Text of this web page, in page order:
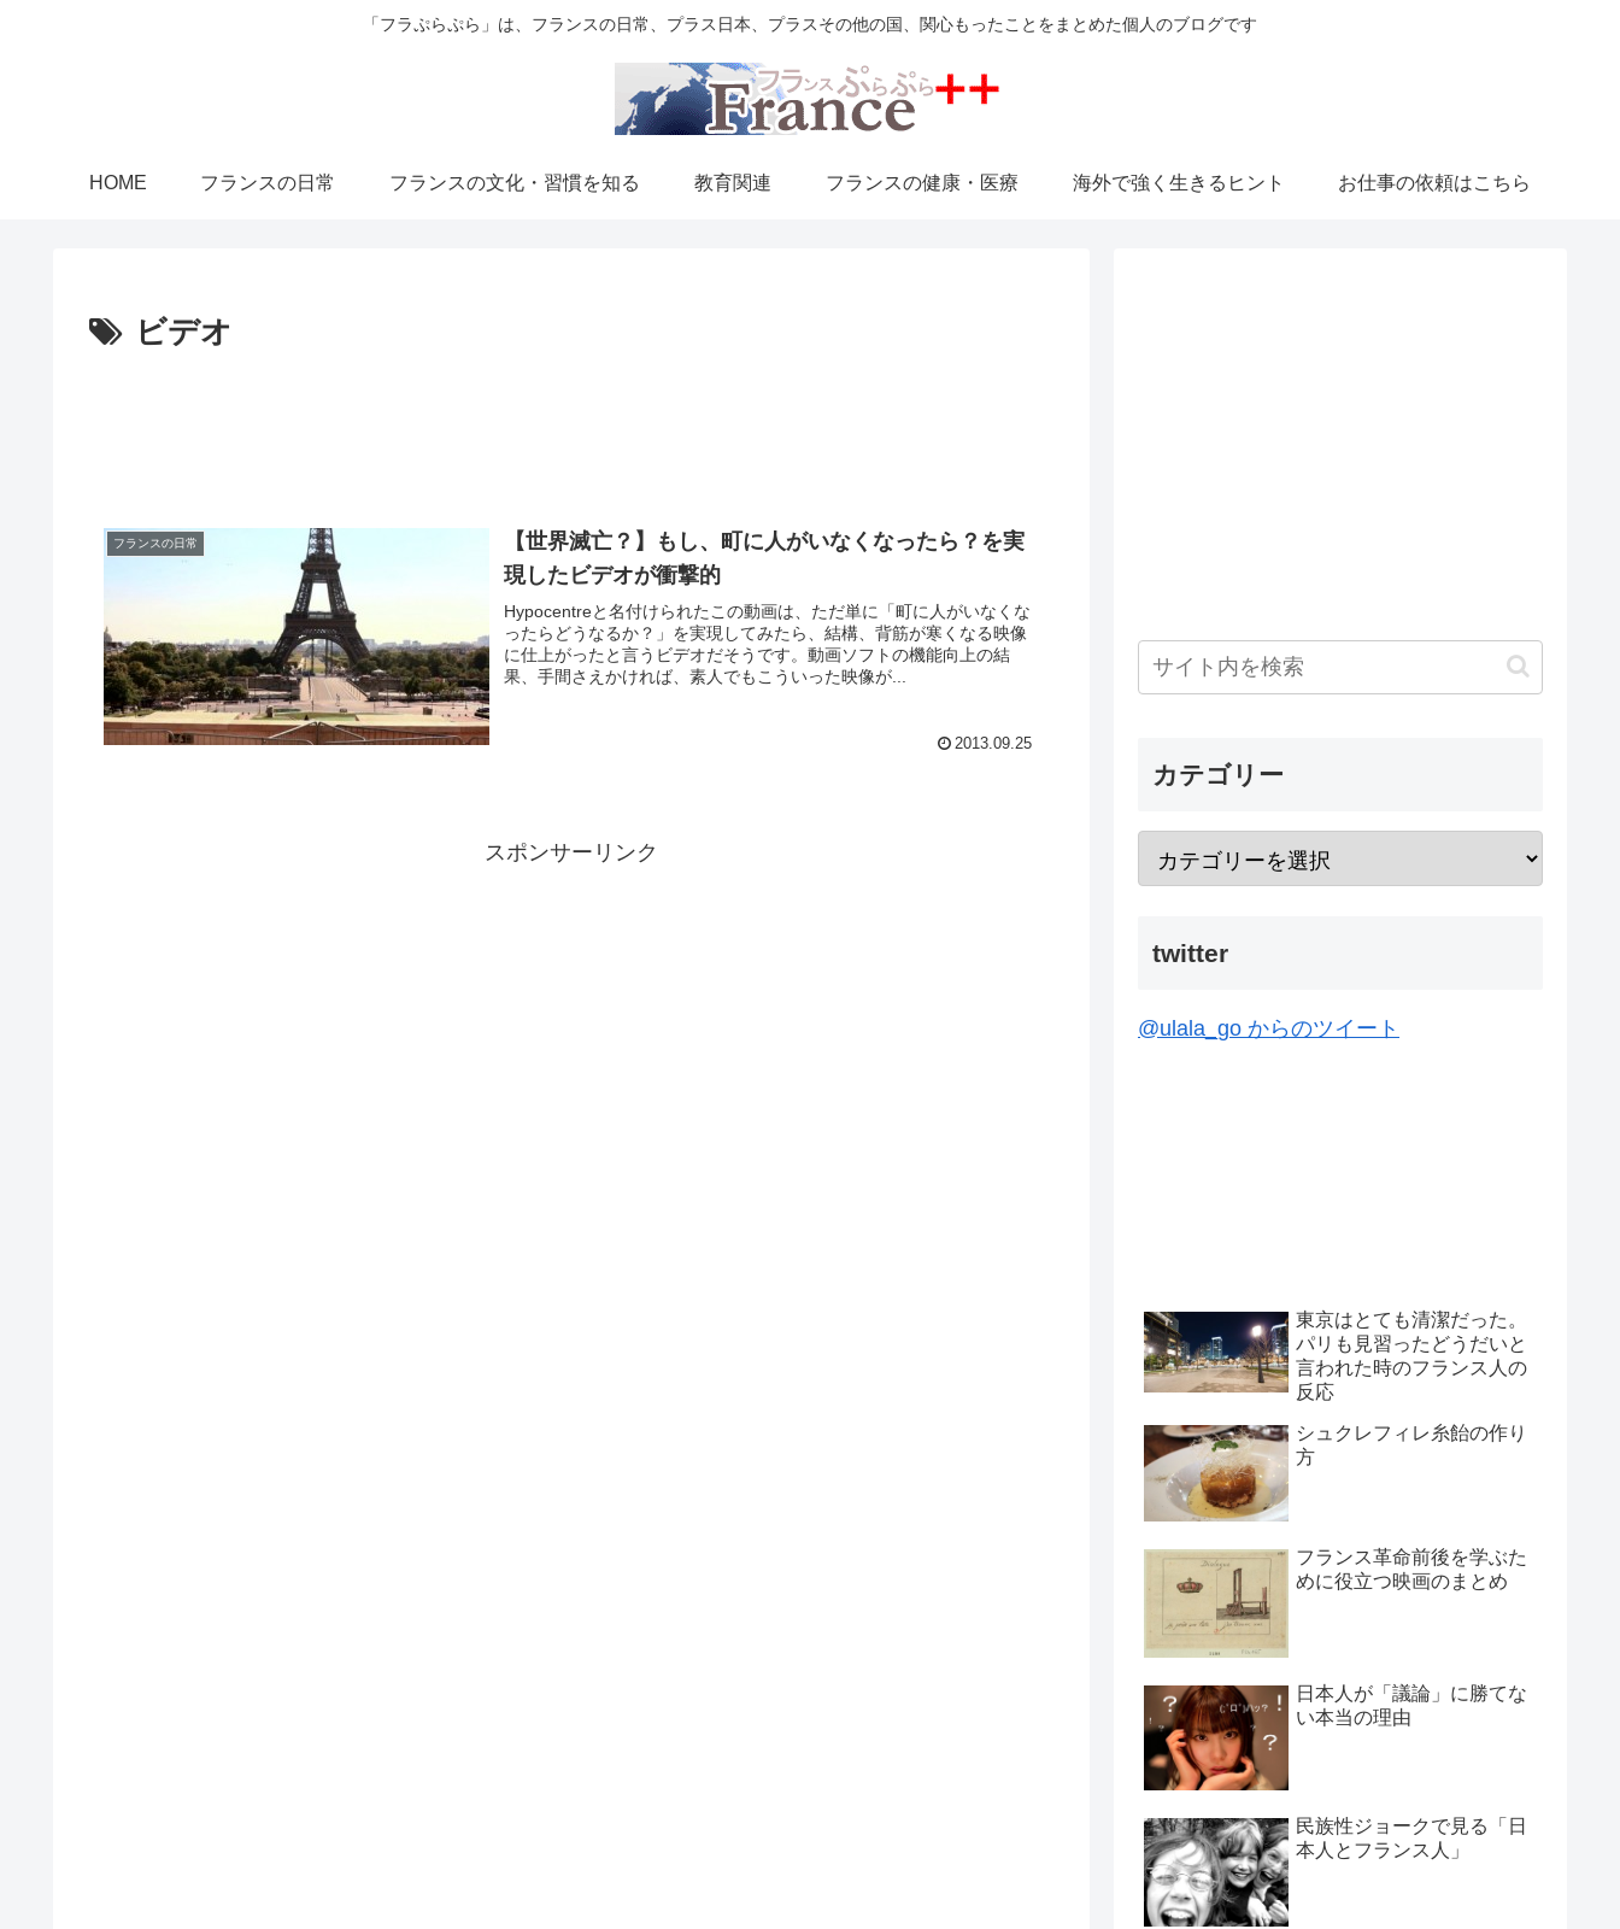
「フラぷらぷら」は、フランスの日常、プラス日本、プラスその他の国、関心もったことをまとめた個人のブログです
HOME フランスの日常 フランスの文化・習慣を知る 教育関連 フランスの健康・医療 海外で強く生きるヒント お仕事の依頼はこちら
ビデオ
フランスの日常
【世界滅亡？】もし、町に人がいなくなったら？を実
現したビデオが衝撃的
Hypocentreと名付けられたこの動画は、ただ単に「町に人がいなくな
ったらどうなるか？」を実現してみたら、結構、背筋が寒くなる映像
に仕上がったと言うビデオだそうです。動画ソフトの機能向上の結
果、手間さえかければ、素人でもこういった映像が...
2013.09.25
スポンサーリンク
カテゴリー
twitter
@ulala_go からのツイート
東京はとても清潔だった。
パリも見習ったどうだいと
言われた時のフランス人の
反応
シュクレフィレ糸飴の作り
方
フランス革命前後を学ぶた
めに役立つ映画のまとめ
日本人が「議論」に勝てな
い本当の理由
民族性ジョークで見る「日
本人とフランス人」